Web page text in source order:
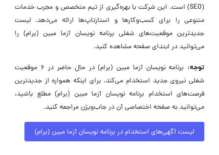
(SEO) است. این شرکت با بهره‌گیری از تیم متخصص و مجرب خدمات
متنوعی را برای کسب‌وکارها و استارتاپ‌ها ارائه می‌دهد. لیست
جدیدترین موقعیت‌های شغلی برنامه نویسان آزما مبین (برام) را
می‌توانید در ابتدای صفحه مشاهده کنید.
توجه:
برنامه نویسان آزما مبین (برام) در حال حاضر در ۶ موقعیت
شغلی نیروی جدید استخدام می‌کند. برای اینکه همواره از جدیدترین
فرصت‌های استخدام برنامه نویسان آزما مبین (برام) مطلع باشید،
می‌توانید به صفحه اختصاصی آن در جاب‌ویژن مراجعه کنید.
لیست آگهی‌های استخدام در برنامه نویسان آزما مبین (برام)